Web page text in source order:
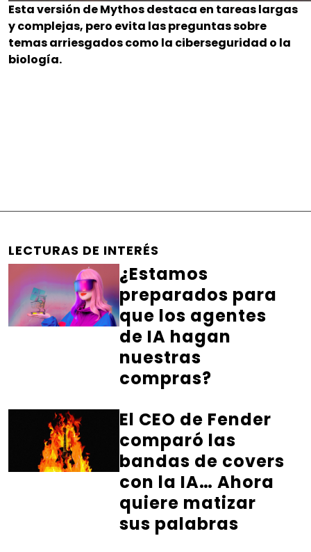
Esta versión de Mythos destaca en tareas largas
y complejas, pero evita las preguntas sobre
temas arriesgados como la ciberseguridad o la
biología.
LECTURAS DE INTERÉS
¿Estamos
preparados para
que los agentes
de IA hagan
nuestras
compras?
El CEO de Fender
comparó las
bandas de covers
con la IA… Ahora
quiere matizar
sus palabras